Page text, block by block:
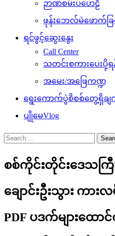
ဉာဏ်စမ်းပဟေဠိ
ဖုန်းဘေလ်မဲဖောက်ခြ
ရင်ဖွင့်ဆွေးနွေး
Call Center
သတင်းစကားပေးပို့ရ
အမေး/အဖြေကဏ္ဍ
ရွေးကောက်ပွဲစိစစ်တွေ့ရှိချက်
ပျိုမေVlog
Search
for:
စစ်ကိုင်းတိုင်းဒေသကြီ
ချောင်းဦးသွား ကာ
PDF ပဒက်များထောင်